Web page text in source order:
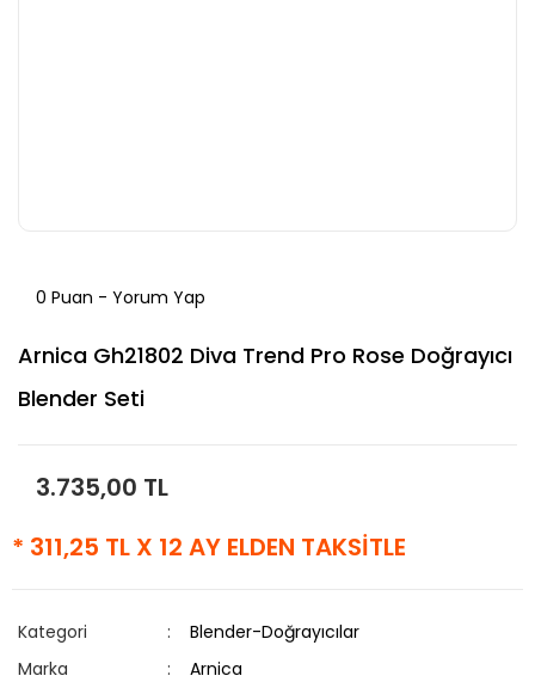
0 Puan - Yorum Yap
Arnica Gh21802 Diva Trend Pro Rose Doğrayıcı
Blender Seti
3.735,00 TL
* 311,25 TL X 12 AY ELDEN TAKSİTLE
Kategori
Blender-Doğrayıcılar
Marka
Arnica